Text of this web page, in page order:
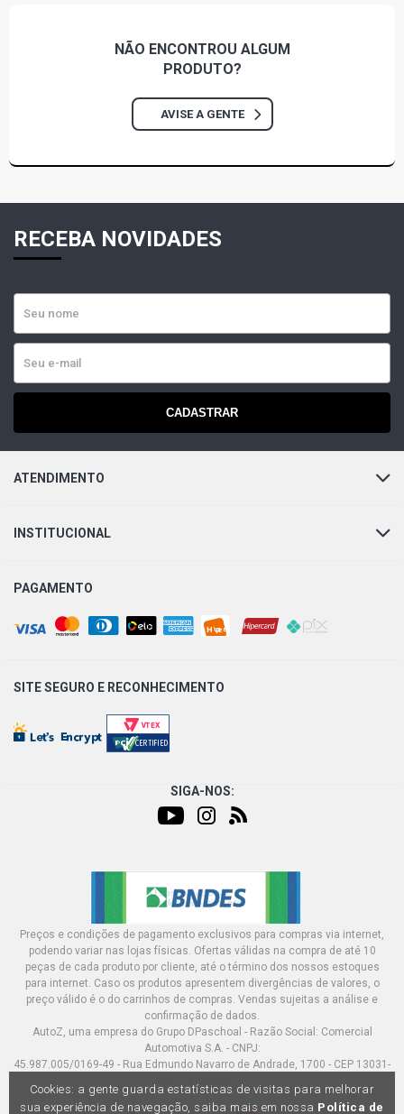
NÃO ENCONTROU ALGUM
PRODUTO?
AVISE A GENTE
RECEBA NOVIDADES
CADASTRAR
ATENDIMENTO
INSTITUCIONAL
PAGAMENTO
SITE SEGURO E RECONHECIMENTO
SIGA-NOS:
Preços e condições de pagamento exclusivos para compras via internet,
podendo variar nas lojas físicas. Ofertas válidas na compra de até 10
peças de cada produto por cliente, até o término dos nossos estoques
para internet. Caso os produtos apresentem divergências de valores, o
preço válido é o do carrinhos de compras. Vendas sujeitas a análise e
confirmação de dados.
AutoZ, uma empresa do Grupo DPaschoal - Razão Social: Comercial
Automotiva S.A. - CNPJ:
45.987.005/0169-49 - Rua Edmundo Navarro de Andrade, 1700 - CEP 13031-
Cookies: a gente guarda estatísticas de visitas para melhorar
sua experiência de navegação, saiba mais em nossa Política de